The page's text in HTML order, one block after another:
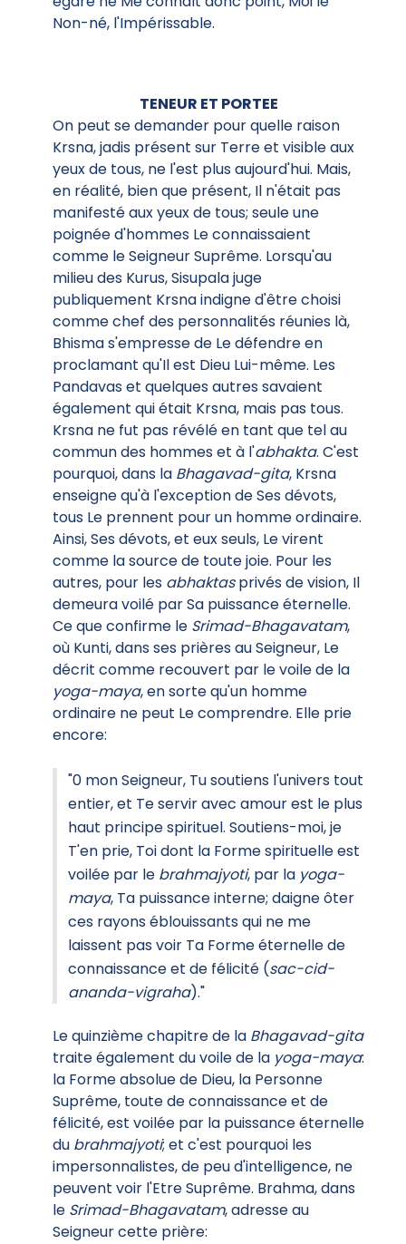
Non-né, l'Impérissable.
TENEUR ET PORTEE
On peut se demander pour quelle raison
Krsna, jadis présent sur Terre et visible aux
yeux de tous, ne l'est plus aujourd'hui. Mais,
en réalité, bien que présent, Il n'était pas
manifesté aux yeux de tous; seule une
poignée d'hommes Le connaissaient
comme le Seigneur Suprême. Lorsqu'au
milieu des Kurus, Sisupala juge
publiquement Krsna indigne d'être choisi
comme chef des personnalités réunies là,
Bhisma s'empresse de Le défendre en
proclamant qu'Il est Dieu Lui-même. Les
Pandavas et quelques autres savaient
également qui était Krsna, mais pas tous.
Krsna ne fut pas révélé en tant que tel au
commun des hommes et à l'abhakta. C'est
pourquoi, dans la Bhagavad-gita, Krsna
enseigne qu'à l'exception de Ses dévots,
tous Le prennent pour un homme ordinaire.
Ainsi, Ses dévots, et eux seuls, Le virent
comme la source de toute joie. Pour les
autres, pour les abhaktasprivés de vision, Il
demeura voilé par Sa puissance éternelle.
Ce que confirme le Srimad-Bhagavatam,
où Kunti, dans ses prières au Seigneur, Le
décrit comme recouvert par le voile de la
yoga-maya, en sorte qu'un homme
ordinaire ne peut Le comprendre. Elle prie
encore:
"0 mon Seigneur, Tu soutiens l'univers tout
entier, et Te servir avec amour est le plus
haut principe spirituel. Soutiens-moi, je
T'en prie, Toi dont la Forme spirituelle est
voilée par le brahmajyoti, par la yoga-
maya, Ta puissance interne; daigne ôter
ces rayons éblouissants qui ne me
laissent pas voir Ta Forme éternelle de
connaissance et de félicité (sac-cid-
ananda-vigraha)."
Le quinzième chapitre de la Bhagavad-gita
traite également du voile de la yoga-maya:
la Forme absolue de Dieu, la Personne
Suprême, toute de connaissance et de
félicité, est voilée par la puissance éternelle
du brahmajyoti; et c'est pourquoi les
impersonnalistes, de peu d'intelligence, ne
peuvent voir l'Etre Suprême. Brahma, dans
le Srimad-Bhagavatam, adresse au
Seigneur cette prière: